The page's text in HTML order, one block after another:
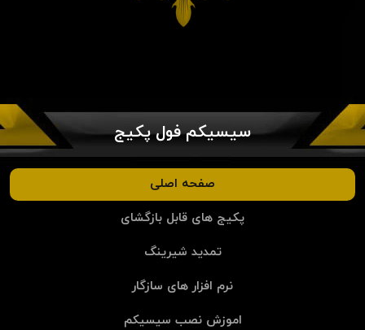
سیسیکم فول پکیج
صفحه اصلی
پکیج های قابل بازگشای
تمدید شیرینگ
نرم افزار های سازگار
اموزش نصب سیسیکم